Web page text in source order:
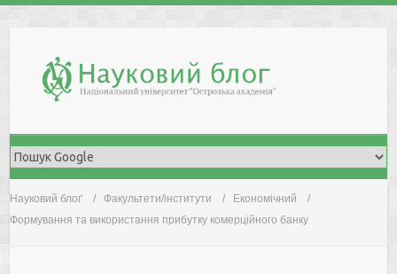
Науковий блоґ Факультети/інститути
Економічний
Формування та використання прибутку комерційного банку